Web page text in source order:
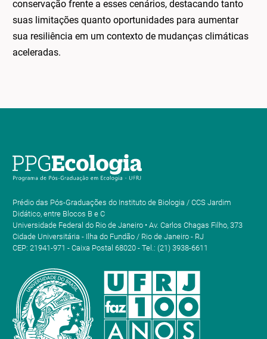
conservação frente a esses cenários, destacando tanto
suas limitações quanto oportunidades para aumentar
sua resiliência em um contexto de mudanças climáticas
aceleradas.
Prédio das Pós-Graduações do Instituto de Biologia / CCS Jardim
Didático, entre Blocos B e C
Universidade Federal do Rio de Janeiro • Av. Carlos Chagas Filho, 373
Cidade Universitária - Ilha do Fundão / Rio de Janeiro - RJ
CEP: 21941-971 - Caixa Postal 68020 - Tel.: (21) 3938-6611